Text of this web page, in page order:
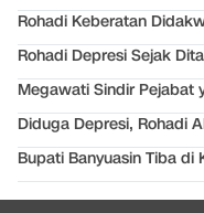
Rohadi Keberatan
Rohadi Depresi Sejak
Megawati Sindir Pejabat
Diduga Depresi, Rohadi
Bupati Banyuasin Tiba di